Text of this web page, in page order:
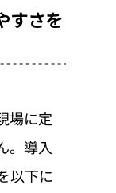
すさを
場に定
。導入
以下に